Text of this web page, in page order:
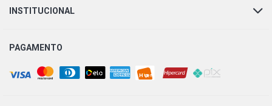
INSTITUCIONAL
PAGAMENTO